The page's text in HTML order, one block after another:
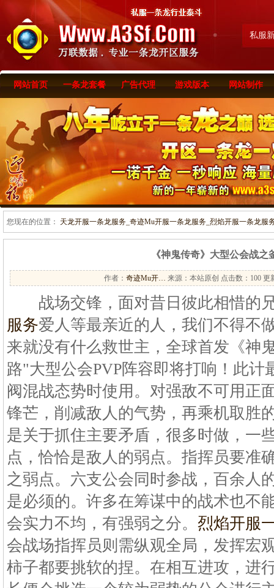
私服
网站首页 一条龙套餐 广告代理 游戏版本 网站制作
您现在的位置： 天龙开服一条龙服务_奇迹Mu开服一条龙服务_烈焰开服一条龙服
《神鬼传奇》大型公会战之
作者： 奇迹Mu开… 来源：本站原创 点击数： 100 更
战场交锋，面对昔日彼此相惜的
服务爱人等最亲近的人，我们不得不
来就没有什么救世主，全球首发《神
路"大型公会PVP阵容即将打响！此计
阀混战态势时使用。对强敌不可用正
锋芒，削减敌人的气势，再乘机取胜
是关于抓住主要矛盾，很多时做，一
点，恰恰是敌人的弱点。指挥员要准
之弱点。六支公会同时参战，百余人
是必须的。许多在筹谋中的战术也不
会实力不均，有强弱之分。 烈焰开服
会战场指挥员则需纵观全局，发挥宏
柿子都要挑软的捏。在相互进攻，进